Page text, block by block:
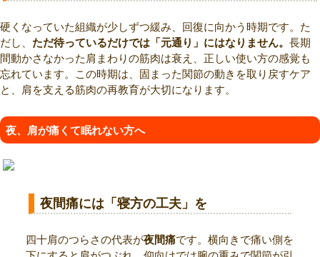
硬くなっていた組織が少しずつ緩み、回復に向かう時期です。た
だし、 ただ待っているだけでは「元通り」にはなりません。 長期
間動かさなかった肩まわりの筋肉は衰え、正しい使い方の感覚も
忘れています。この時期は、固まった関節の動きを取り戻すケア
と、肩を支える筋肉の再教育が大切になります。
夜、肩が痛くて眠れない方へ
夜間痛には「寝方の工夫」を
四十肩のつらさの代表が夜間痛です。横向きで痛い側を